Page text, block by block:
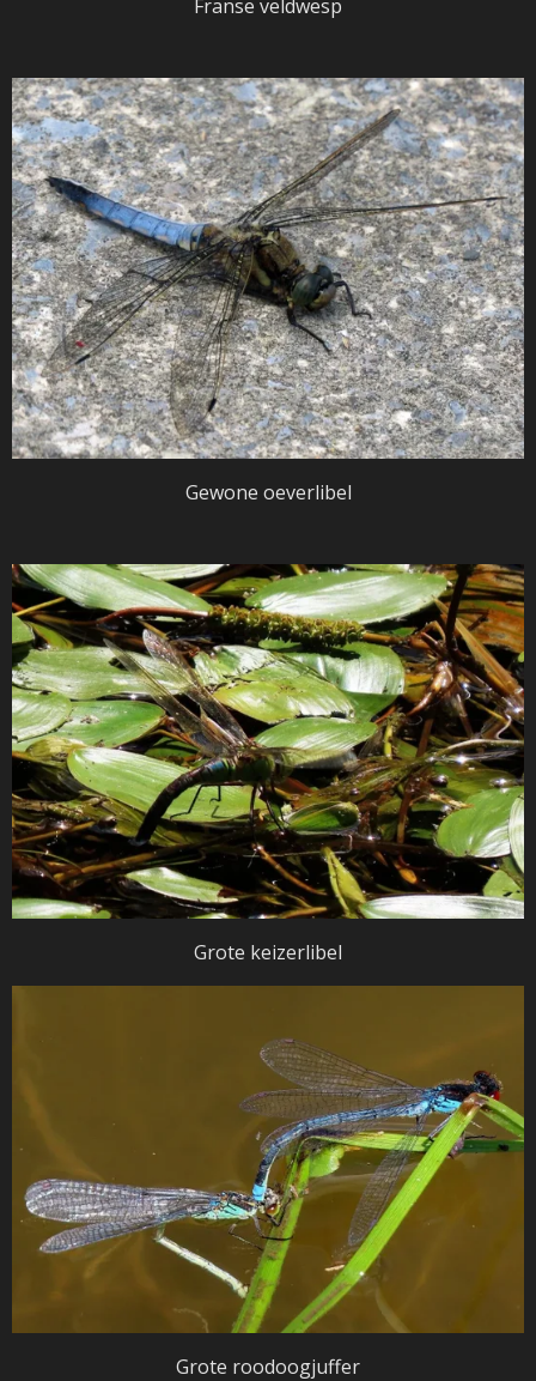
Franse veldwesp
Gewone oeverlibel
Grote keizerlibel
Grote roodoogjuffer